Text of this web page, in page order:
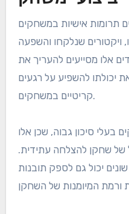
תרומות אישיות במשחקים
ויקטורים שנלקחו והשפעה
אלו מסייעים להעריך את
יכולתו להשפיע על רגעים
קריטיים במשחקים.
בעלי סיכון גבוה, שכן אלו
של שחקן להצלחה עתידית.
יכול גם לספק תובנות